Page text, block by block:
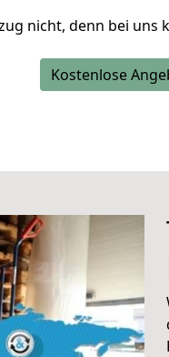
nicht, denn bei uns
Kostenlose